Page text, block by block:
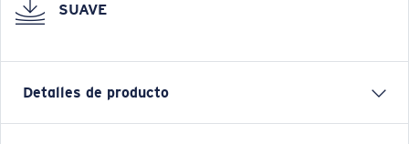
SUAVE
Detalles de producto